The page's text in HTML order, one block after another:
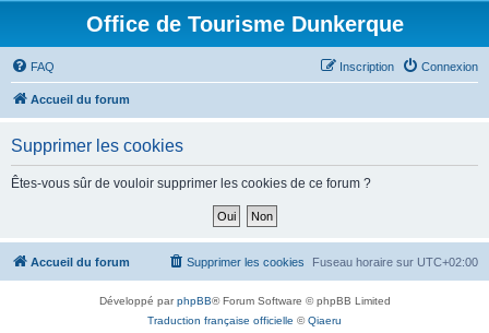
Office de Tourisme Dunkerque
FAQ Connexion
Inscription
Accueil du forum
Supprimer les cookies
Êtes-vous sûr de vouloir supprimer les cookies de ce forum ?
Accueil du forum Fuseau horaire sur UTC+02:00
Supprimer les cookies
Développé parphpBB® Forum Software © phpBB Limited
Traduction française officielle ©Qiaeru